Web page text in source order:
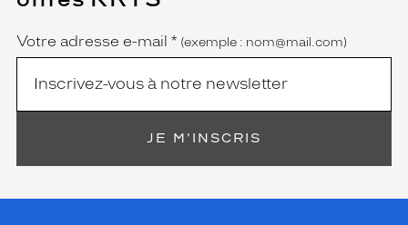
Votre adresse e-mail *
obligatoire)
(exemple : nom@mail.com)
JE M'INSCRIS